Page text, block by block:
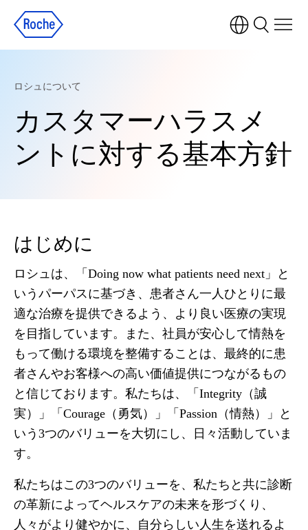
ロシュについて
カスタマーハラスメ
ントに対する基本方針
はじめに
ロシュは、「Doing now what patients need next」と
いうパーパスに基づき、患者さん一人ひとりに最
適な治療を提供できるよう、より良い医療の実現
を目指しています。また、社員が安心して情熱を
もって働ける環境を整備することは、最終的に患
者さんやお客様への高い価値提供につながるもの
と信じております。私たちは、「Integrity（誠
実）」「Courage（勇気）」「Passion（情熱）」と
いう3つのバリューを大切にし、日々活動していま
す。
私たちはこの3つのバリューを、私たちと共に診断
の革新によってヘルスケアの未来を形づくり、
人々がより健やかに、自分らしい人生を送れるよ